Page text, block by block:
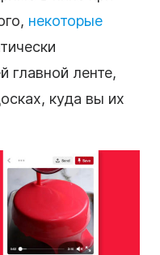
некоторые
главной ленте,
куда вы их